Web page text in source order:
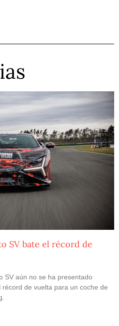
SV bate el récord de
SV aún no se ha presentado
de vuelta para un coche de